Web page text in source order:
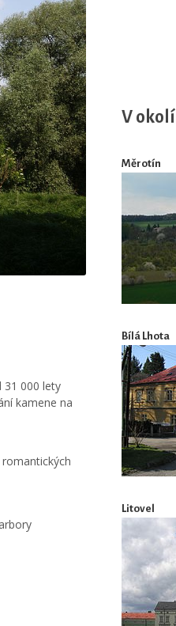
31 000 lety
kamene na
V okolí
Měrotín
Bílá Lhota
Litovel